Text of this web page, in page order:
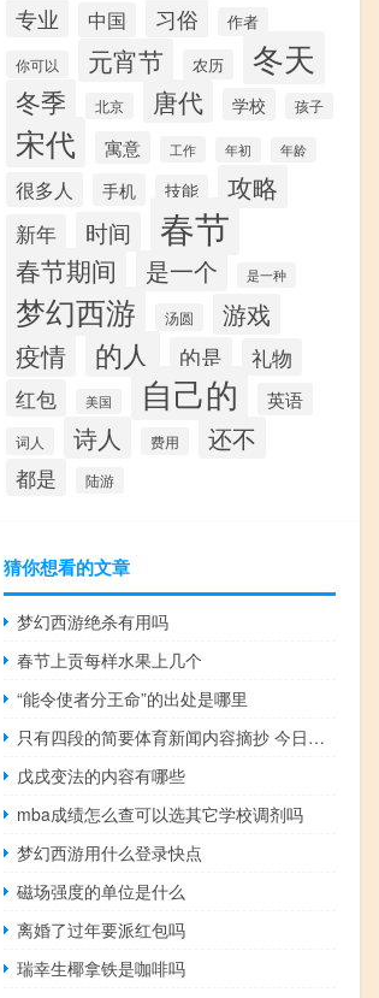
专业 中国 习俗 作者
你可以 元宵节 农历 冬天
冬季 北京 唐代 学校 孩子
宋代 寓意 工作 年初 年龄
很多人 手机 技能 攻略
新年 时间 春节
春节期间 是一个 是一种
梦幻西游 汤圆 游戏
疫情 的人 的是
礼物
红包
美国 自己的 英语
词人 诗人 费用 还不
都是 陆游
猜你想看的文章
梦幻西游绝杀有用吗
春节上贡每样水果上几个
“能令使者分王命”的出处是哪里
只有四段的简要体育新闻内容摘抄 今日体育新闻最新消息
戊戌变法的内容有哪些
mba成绩怎么查可以选其它学校调剂吗
梦幻西游用什么登录快点
磁场强度的单位是什么
离婚了过年要派红包吗
瑞幸生椰拿铁是咖啡吗